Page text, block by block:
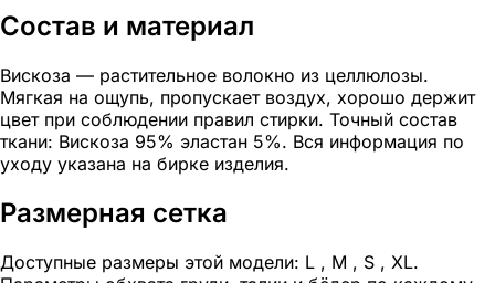
Состав и материал
Вискоза — растительное волокно из целлюлозы.
Мягкая на ощупь, пропускает воздух, хорошо держит
цвет при соблюдении правил стирки. Точный состав
ткани: Вискоза 95% эластан 5%. Вся информация по
уходу указана на бирке изделия.
Размерная сетка
Доступные размеры этой модели: L , M , S , XL.